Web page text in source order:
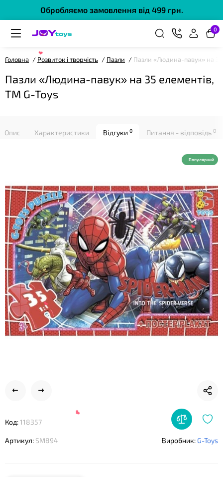
Обробляємо замовлення від 499 грн.
0
Головна Розвиток і творчість Пазли Пазли «Людина-павук» на
Пазли «Людина-павук» на 35 елементів,
ТМ G-Toys
Опис Характеристики Відгуки 0 Питання - відповідь 0
Популярний
Код:118357
Артикул: SM894 Виробник: G-Toys
❤